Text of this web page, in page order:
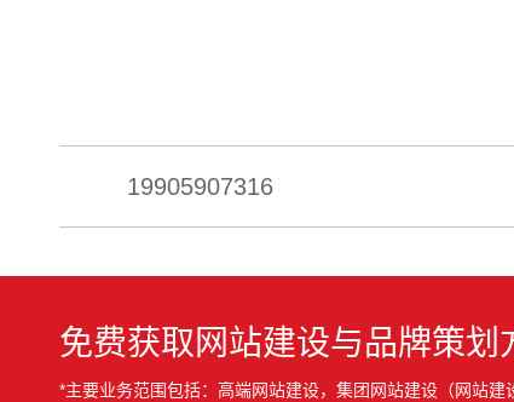
19905907316
免费获取网站建设与品牌策划
*主要业务范围包括：高端网站建设，集团网站建设（网站建